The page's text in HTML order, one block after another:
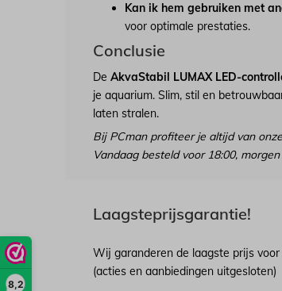
8,2
Kan ik hem gebruiken met
voor optimale prestaties.
Conclusie
De AkvaStabil LUMAX LED-
je aquarium. Slim, stil en
laten stralen.
Bij PCman profiteer je altijd van onze
Vandaag besteld voor 18:00,
Laagsteprijsgarantie!
Wij garanderen de laagste prijs
(acties en aanbiedingen uitgesloten)